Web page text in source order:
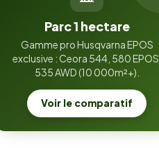
Parc 1 hectare
Gamme pro Husqvarna EPOS
exclusive : Ceora 544, 580 EPOS,
535 AWD (10 000m²+).
Voir le comparatif